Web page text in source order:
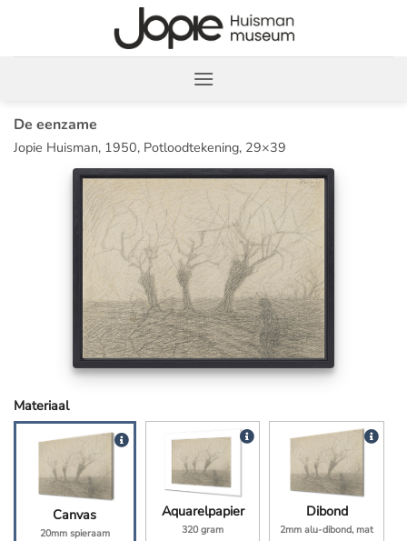
inhoud
De eenzame
Jopie Huisman, 1950, Potloodtekening, 29×39
Materiaal
Canvas
20mm spieraam
Aquarelpapier
320 gram
Dibond
2mm alu-dibond, mat